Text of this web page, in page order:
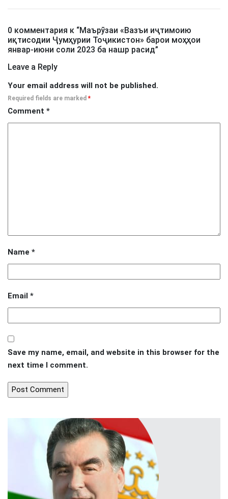
0 комментария к “Маърӯзаи «Вазъи иҷтимоию
иқтисодии Ҷумҳурии Тоҷикистон» барои моҳҳои
январ-июни соли 2023 ба нашр расид”
Leave a Reply
Your email address will not be published.
Required fields are marked *
Comment *
Name *
Email *
Save my name, email, and website in this browser for the
next time I comment.